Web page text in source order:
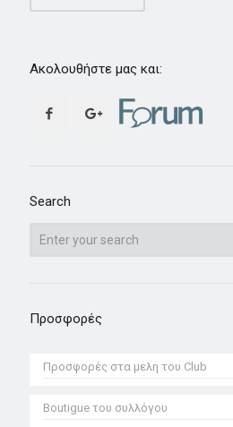
Ακολουθήστε μας και:
Search
Προσφορές
Προσφoρές στα μελη του Club
Boutigue του συλλόγου